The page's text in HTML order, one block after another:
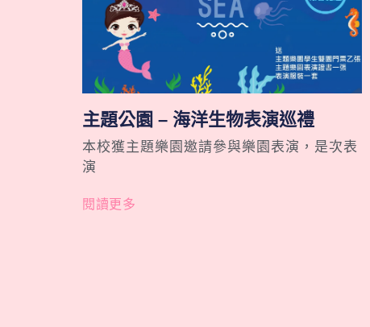
主題公園 – 海洋生物表演巡禮
本校獲主題樂園邀請參與樂園表演，是次表
演
閱讀更多